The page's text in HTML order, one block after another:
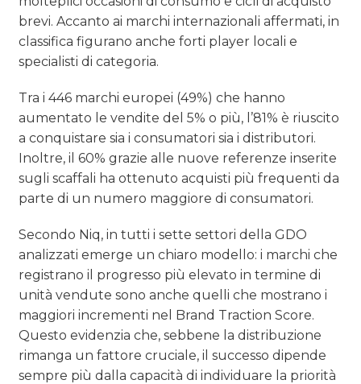
brevi. Accanto ai marchi internazionali affermati, in
classifica figurano anche forti player locali e
specialisti di categoria.
Tra i 446 marchi europei (49%) che hanno
aumentato le vendite del 5% o più, l’81% è riuscito
a conquistare sia i consumatori sia i distributori.
Inoltre, il 60% grazie alle nuove referenze inserite
sugli scaffali ha ottenuto acquisti più frequenti da
parte di un numero maggiore di consumatori.
Secondo Niq, in tutti i sette settori della GDO
analizzati emerge un chiaro modello: i marchi che
registrano il progresso più elevato in termine di
unità vendute sono anche quelli che mostrano i
maggiori incrementi nel Brand Traction Score.
Questo evidenzia che, sebbene la distribuzione
rimanga un fattore cruciale, il successo dipende
sempre più dalla capacità di individuare la priorità